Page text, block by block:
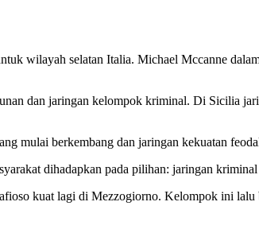
wilayah selatan Italia. Michael Mccanne
dan jaringan kelompok kriminal. Di Sicilia
mulai berkembang dan jaringan kekuatan
dihadapkan pada pilihan: jaringan
kuat lagi di Mezzogiorno. Kelompok ini